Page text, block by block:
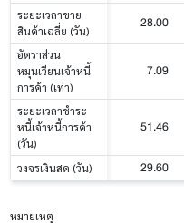
ระยะเวลาขาย
สินค้าเฉลี่ย (วัน)
28.00
อัตราส่วน
หมุนเวียนเจ้าหนี้
การค้า (เท่า)
7.09
ระยะเวลาชำระ
หนี้เจ้าหนี้การค้า
(วัน)
51.46
วงจรเงินสด (วัน) 29.60
หมายเหตุ